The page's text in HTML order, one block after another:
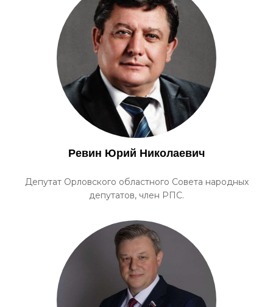
Ревин Юрий Николаевич
Депутат Орловского областного Совета народных
депутатов, член РПС.